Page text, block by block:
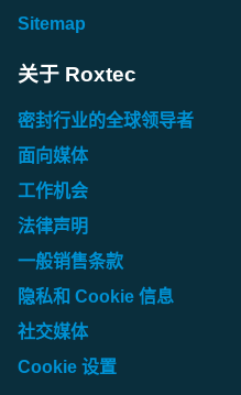
Sitemap
关于 Roxtec
密封行业的全球领导者
面向媒体
工作机会
法律声明
一般销售条款
隐私和 Cookie 信息
社交媒体
Cookie 设置